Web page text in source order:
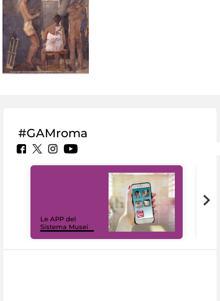
#GAMroma
Le APP del
Sistema Musei